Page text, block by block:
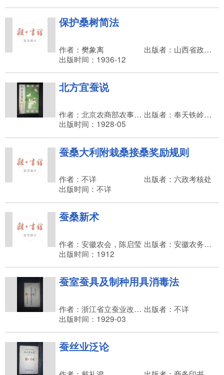
保护桑树简法
作者：樊象离
出版者：山西省政府建设厅
出版时间：1936-12
北方宜蚕说
作者：北京农商部农事试验场
出版者：奉天铁岭县县立蚕桑速成科（铁岭县立蚕桑学校）
出版时间：1928-05
蚕桑大利附栽桑接桑奖励规则
作者：不详
出版者：六政考核处
出版时间：不详
蚕桑新术
作者：安徽农会，陈启莹
出版者：安徽农务总会
出版时间：1912
蚕室蚕具及制种用具消毒法
作者：浙江省立蚕业改良场 出版者：不详
出版时间：1929-03
蚕丝业泛论